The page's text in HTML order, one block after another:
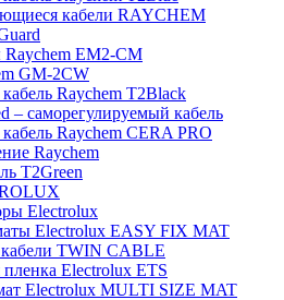
кабели RAYCHEM
EM2-CM
GM-2CW
Raychem T2Black
– саморегулируемый кабель
Raychem CERA PRO
Raychem
T2Green
Electrolux
Electrolux EASY FIX MAT
TWIN CABLE
Electrolux ETS
Electrolux MULTI SIZE MAT